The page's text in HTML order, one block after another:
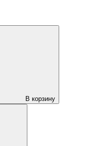
В корзину